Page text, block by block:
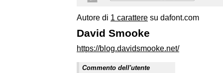
Autore di 1 carattere su dafont.com
David Smooke
https://blog.davidsmooke.net/
Commento dell'utente